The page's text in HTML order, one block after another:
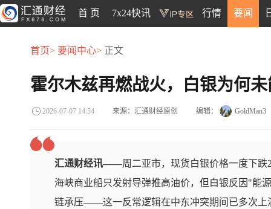
首 页 7x24快讯 行情 要闻
首页> 要闻中心> 正文
霍尔木兹再燃战火，白银为何
2026-07-07 14:54 来源：汇通财经原创 编辑： GoldMan3
汇通财经讯——周二亚市，现货白银价格一度下跌
海峡商业船只发射导弹推高油价，但白银反因"
链承压——这一反常逻辑在中东冲突期间已多次上